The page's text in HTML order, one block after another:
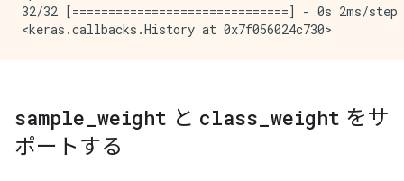
32/32 [==============================] - 0s 2ms/
sample weight と class weight をサ
ポートする